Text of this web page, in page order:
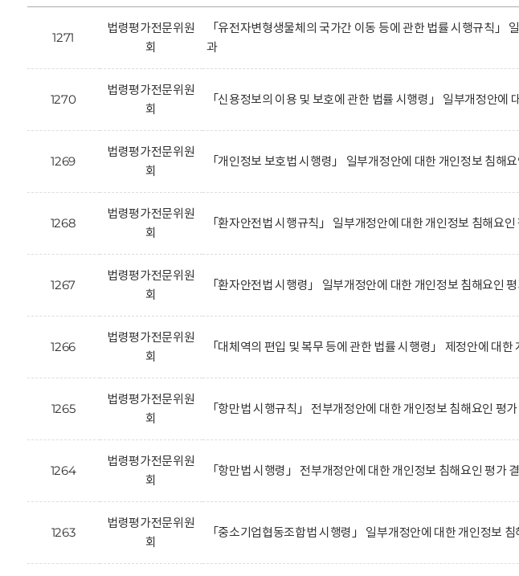
1271
법령평가전문위원
회
「유전자변형생물체의 국가간 이동 등에 관한 법률 시행규칙」
과
1270
법령평가전문위원
회
「신용정보의 이용 및 보호에 관한 법률 시행령」 일부개정안에
1269
법령평가전문위원
회
「개인정보 보호법 시행령」 일부개정안에 대한 개인정보 침해
1268
법령평가전문위원
회
「환자안전법 시행규칙」 일부개정안에 대한 개인정보 침해요
1267
법령평가전문위원
회
「환자안전법 시행령」 일부개정안에 대한 개인정보 침해요인
1266
법령평가전문위원
회
「대체역의 편입 및 복무 등에 관한 법률 시행령」 제정안에 대
1265
법령평가전문위원
회
「항만법 시행규칙」 전부개정안에 대한 개인정보 침해요인 평
1264
법령평가전문위원
회
「항만법 시행령」 전부개정안에 대한 개인정보 침해요인 평가
1263
법령평가전문위원
회
「중소기업협동조합법 시행령」 일부개정안에 대한 개인정보